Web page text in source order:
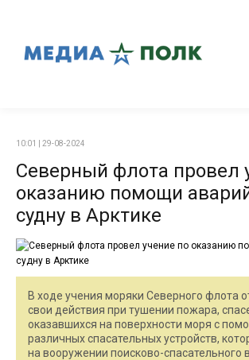
10:01 | 29-08-2024
Северный флота провел
оказанию помощи
судну в Арктике
В ходе учения моряки Северного флота
свои действия при тушении пожара,
оказавшихся на поверхности моря с
различных спасательных устройств,
на вооружении поисково-спасательного